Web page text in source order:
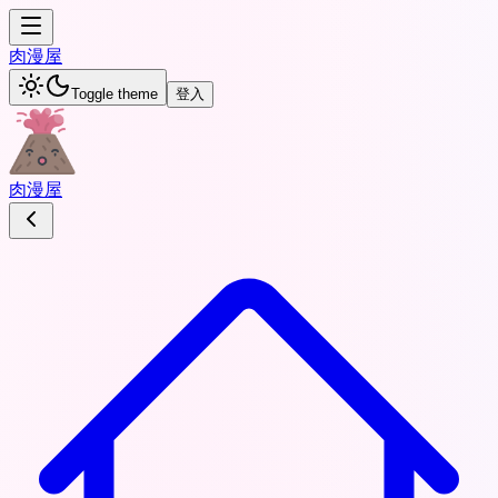
肉漫屋
Toggle theme 登入
肉漫屋